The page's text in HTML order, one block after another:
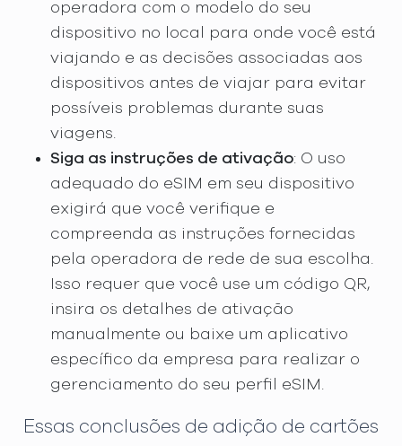
operadora com o modelo do seu
dispositivo no local para onde você está
viajando e as decisões associadas aos
dispositivos antes de viajar para evitar
possíveis problemas durante suas
viagens.
Siga as instruções de ativação: O uso
adequado do eSIM em seu dispositivo
exigirá que você verifique e
compreenda as instruções fornecidas
pela operadora de rede de sua escolha.
Isso requer que você use um código QR,
insira os detalhes de ativação
manualmente ou baixe um aplicativo
específico da empresa para realizar o
gerenciamento do seu perfil eSIM.
Essas conclusões de adição de cartões